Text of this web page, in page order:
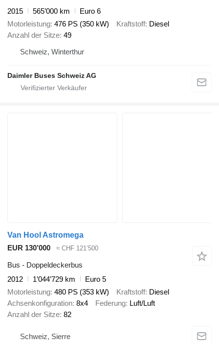
2015
565’000 km
Euro 6
Motorleistung 476 PS (350 kW) Kraftstoff Diesel
Anzahl der Sitze 49
Schweiz, Winterthur
Daimler Buses Schweiz AG
Van Hool Astromega
EUR 130’000
≈ CHF 121’500
Bus - Doppeldeckerbus
2012
1’044’729 km
Euro 5
Motorleistung 480 PS (353 kW) Kraftstoff Diesel
Achsenkonfiguration 8x4 Federung Luft/Luft
Anzahl der Sitze 82
Schweiz, Sierre